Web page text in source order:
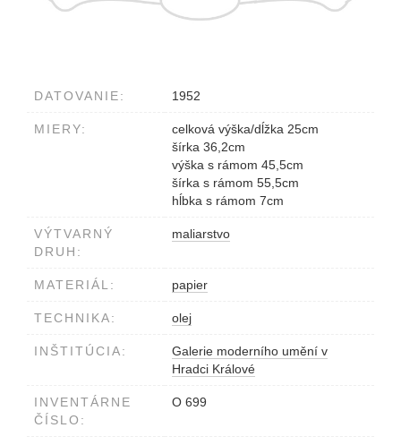
DATOVANIE: 1952
MIERY:
celková výška/dĺžka 25cm
šírka 36,2cm
výška s rámom 45,5cm
šírka s rámom 55,5cm
hĺbka s rámom 7cm
VÝTVARNÝ
DRUH:
maliarstvo
MATERIÁL: papier
TECHNIKA: olej
INŠTITÚCIA:
Galerie moderního umění v
Hradci Králové
INVENTÁRNE
ČÍSLO:
O 699